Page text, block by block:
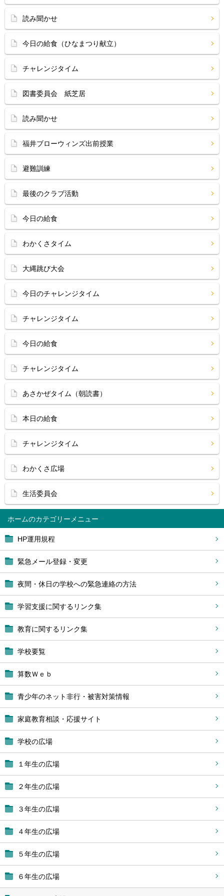
ホーム
HP運用規程
緊急メール登録・変更
夜間・休日の学校への緊急連絡の方法
学習支援に関するリンク集
教育に関するリンク集
学校要覧
算数Ｗｅｂ
青少年のネット非行・被害対策情報
家庭教育相談・応援サイト
学校の広場
１年生の広場
２年生の広場
３年生の広場
４年生の広場
５年生の広場
６年生の広場
読み聞かせ
今日の給食（ひなまつり献立）
チャレンジタイム
図書委員会 紙芝居
読み聞かせ
福井ブローウィンズ出前授業
避難訓練
最後のクラブ活動
今日の給食
わかくさタイム
大縄跳び大会
今日のチャレンジタイム
チャレンジタイム
今日の給食
チャレンジタイム
あさかぜタイム（朝読書）
本日の給食
チャレンジタイム
わかくさ広場
生活委員会